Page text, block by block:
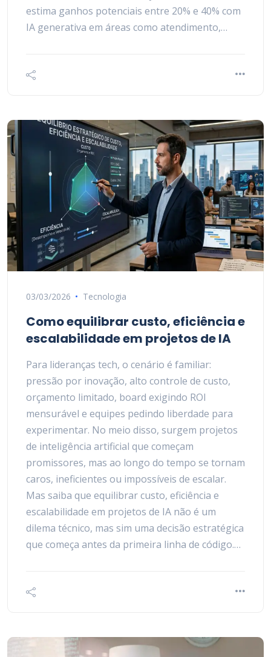
estima ganhos potenciais entre 20% e 40% com
IA generativa em áreas como atendimento,…
03/03/2026 Tecnologia
Como equilibrar custo, eficiência e
escalabilidade em projetos de IA
Para lideranças tech, o cenário é familiar:
pressão por inovação, alto controle de custo,
orçamento limitado, board exigindo ROI
mensurável e equipes pedindo liberdade para
experimentar. No meio disso, surgem projetos
de inteligência artificial que começam
promissores, mas ao longo do tempo se tornam
caros, ineficientes ou impossíveis de escalar.
Mas saiba que equilibrar custo, eficiência e
escalabilidade em projetos de IA não é um
dilema técnico, mas sim uma decisão estratégica
que começa antes da primeira linha de código.…